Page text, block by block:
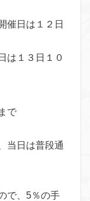
日は１２日
１３日１０
で
当日は普段通
で、5％の手